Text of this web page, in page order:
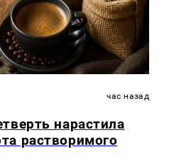
час назад
нарастила
растворимого